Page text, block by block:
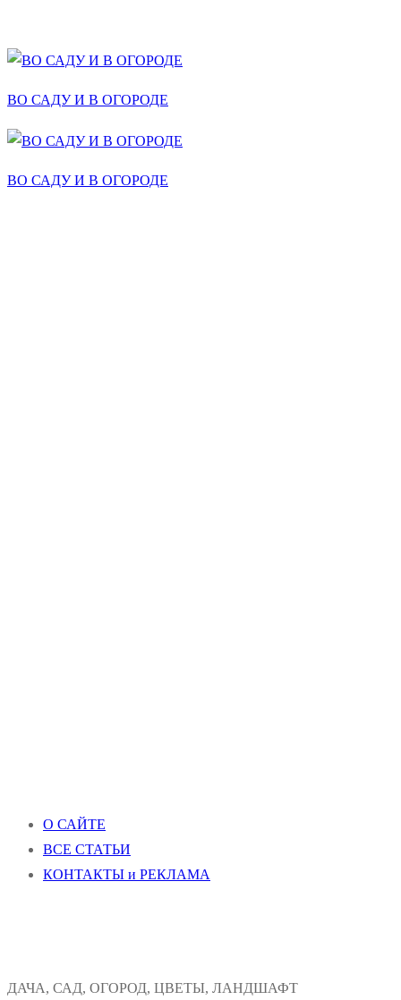
ВО САДУ И В ОГОРОДЕ
ВО САДУ И В ОГОРОДЕ
О САЙТЕ
ВСЕ СТАТЬИ
КОНТАКТЫ и РЕКЛАМА
ДАЧА, САД, ОГОРОД, ЦВЕТЫ, ЛАНДШАФТ